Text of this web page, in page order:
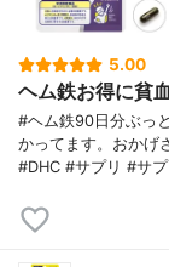
5.00
ヘム鉄お得に貧
#ヘム鉄90日分ぶっ
かってます。おかげ
#DHC #サプリ #サ